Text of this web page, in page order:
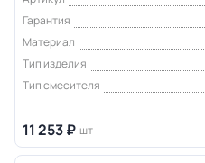
Гарантия
Материал
Тип изделия
Тип смесителя
11 253 ₽ шт